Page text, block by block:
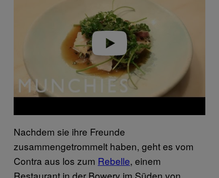
Nachdem sie ihre Freunde
zusammengetrommelt haben, geht es vom
Contra aus los zum Rebelle, einem
Restaurant in der Bowery im Süden von